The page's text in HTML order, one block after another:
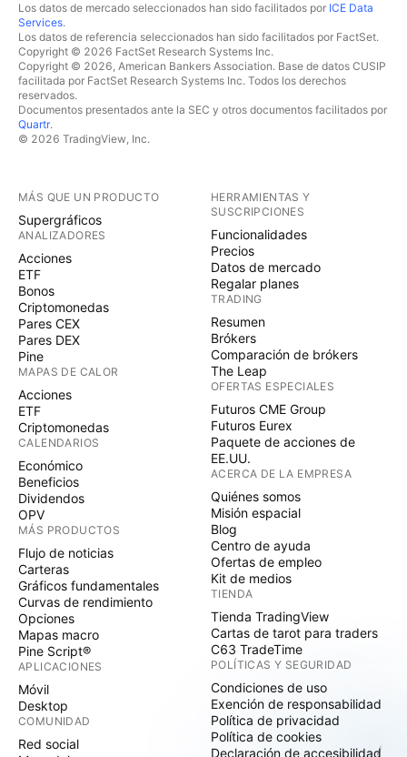
Los datos de mercado seleccionados han sido facilitados por ICE Data
Services.
Los datos de referencia seleccionados han sido facilitados por FactSet.
Copyright © 2026 FactSet Research Systems Inc.
Copyright © 2026, American Bankers Association. Base de datos CUSIP
facilitada por FactSet Research Systems Inc. Todos los derechos
reservados.
Documentos presentados ante la SEC y otros documentos facilitados por
Quartr.
© 2026 TradingView, Inc.
MÁS QUE UN PRODUCTO
Supergráficos
ANALIZADORES
Acciones
ETF
Bonos
Criptomonedas
Pares CEX
Pares DEX
Pine
MAPAS DE CALOR
Acciones
ETF
Criptomonedas
CALENDARIOS
Económico
Beneficios
Dividendos
OPV
MÁS PRODUCTOS
Flujo de noticias
Carteras
Gráficos fundamentales
Curvas de rendimiento
Opciones
Mapas macro
Pine Script®
APLICACIONES
Móvil
Desktop
COMUNIDAD
Red social
HERRAMIENTAS Y
SUSCRIPCIONES
Funcionalidades
Precios
Datos de mercado
Regalar planes
TRADING
Resumen
Brókers
Comparación de brókers
The Leap
OFERTAS ESPECIALES
Futuros CME Group
Futuros Eurex
Paquete de acciones de
EE.UU.
ACERCA DE LA EMPRESA
Quiénes somos
Misión espacial
Blog
Centro de ayuda
Ofertas de empleo
Kit de medios
TIENDA
Tienda TradingView
Cartas de tarot para traders
C63 TradeTime
POLÍTICAS Y SEGURIDAD
Condiciones de uso
Exención de responsabilidad
Política de privacidad
Política de cookies
Declaración de accesibilidad